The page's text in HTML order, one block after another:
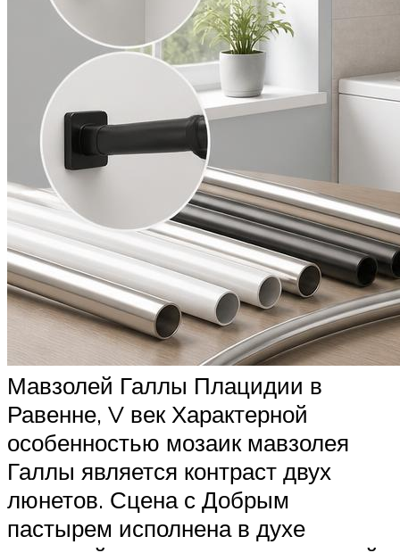
Мавзолей Галлы Плацидии в
Равенне, V век Характерной
особенностью мозаик мавзолея
Галлы является контраст двух
люнетов. Сцена с Добрым
пастырем исполнена в духе